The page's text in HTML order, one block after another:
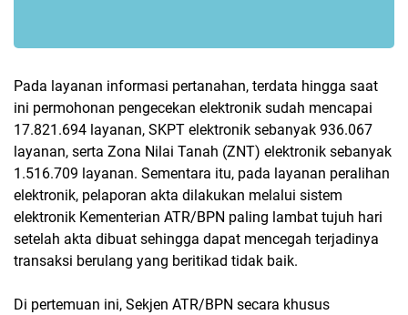
Pada layanan informasi pertanahan, terdata hingga saat
ini permohonan pengecekan elektronik sudah mencapai
17.821.694 layanan, SKPT elektronik sebanyak 936.067
layanan, serta Zona Nilai Tanah (ZNT) elektronik sebanyak
1.516.709 layanan. Sementara itu, pada layanan peralihan
elektronik, pelaporan akta dilakukan melalui sistem
elektronik Kementerian ATR/BPN paling lambat tujuh hari
setelah akta dibuat sehingga dapat mencegah terjadinya
transaksi berulang yang beritikad tidak baik.
Di pertemuan ini, Sekjen ATR/BPN secara khusus